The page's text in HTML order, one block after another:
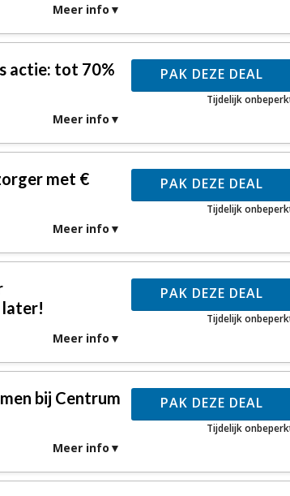
Meer info
actie: tot 70%
Meer info
PAK DEZE DEAL
Tijdelijk
met €
Meer info
PAK DEZE DEAL
Tijdelijk
later!
Meer info
PAK DEZE DEAL
Tijdelijk
bij Centrum
Meer info
PAK DEZE DEAL
Tijdelijk